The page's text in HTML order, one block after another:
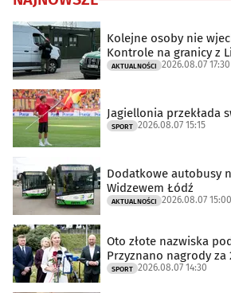
Kolejne osoby nie
Kontrole na granicy z
AKTUALNOŚCI 2026.08.07 17:30
Jagiellonia przekłada
SPORT 2026.08.07 15:15
Dodatkowe autobusy
Widzewem Łódź
AKTUALNOŚCI 2026.08.07 15:00
Oto złote nazwiska
Przyznano nagrody za
SPORT 2026.08.07 14:30